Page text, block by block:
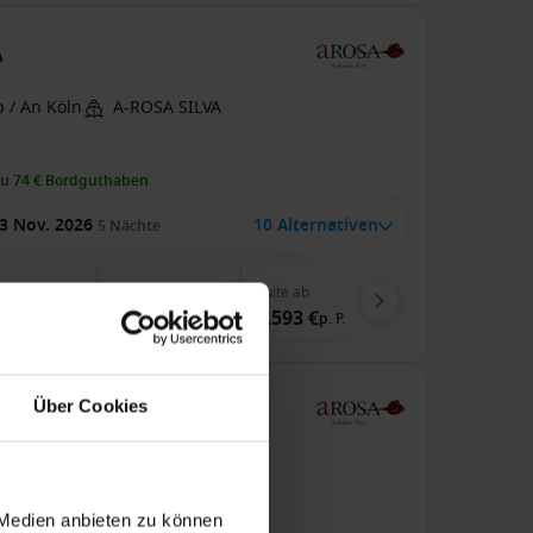
Über Cookies
anbieten zu können
/ An Köln A-ROSA SILVA
74 € Bordguthaben
Nov. 2026 5 Nächte 10 Alternativen
893 €p. P.
Suite ab
1.593 €p. P.